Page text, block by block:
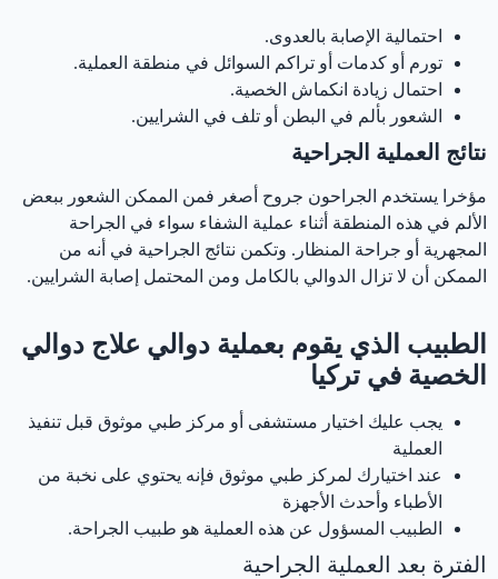
احتمالية الإصابة بالعدوى.
تورم أو كدمات أو تراكم السوائل في منطقة العملية.
احتمال زيادة انكماش الخصية.
الشعور بألم في البطن أو تلف في الشرايين.
نتائج العملية الجراحية
مؤخرا يستخدم الجراحون جروح أصغر فمن الممكن الشعور ببعض
الألم في هذه المنطقة أثناء عملية الشفاء سواء في الجراحة
المجهرية أو جراحة المنظار. وتكمن نتائج الجراحية في أنه من
الممكن أن لا تزال الدوالي بالكامل ومن المحتمل إصابة الشرايين.
الطبيب الذي يقوم بعملية دوالي علاج دوالي
الخصية في تركيا
يجب عليك اختيار مستشفى أو مركز طبي موثوق قبل تنفيذ
العملية
عند اختيارك لمركز طبي موثوق فإنه يحتوي على نخبة من
الأطباء وأحدث الأجهزة
الطبيب المسؤول عن هذه العملية هو طبيب الجراحة.
الفترة بعد العملية الجراحية